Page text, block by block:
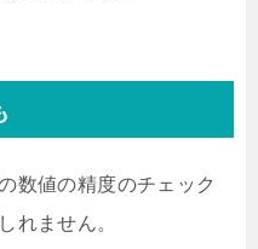
数値の精度のチェック
れません。